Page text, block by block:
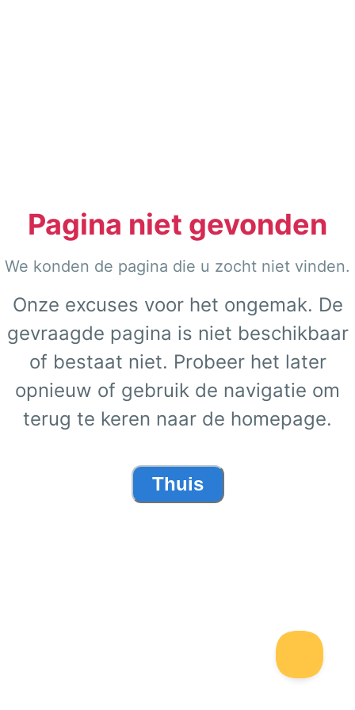
Pagina niet gevonden
We konden de pagina die u zocht niet vinden.
Onze excuses voor het ongemak. De
gevraagde pagina is niet beschikbaar
of bestaat niet. Probeer het later
opnieuw of gebruik de navigatie om
terug te keren naar de homepage.
Thuis